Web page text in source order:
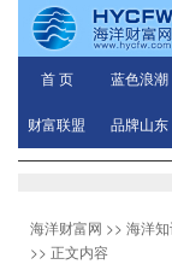
首 页 蓝色浪潮
财富联盟 品牌山东
海洋财富网 >> 海洋
>> 正文内容